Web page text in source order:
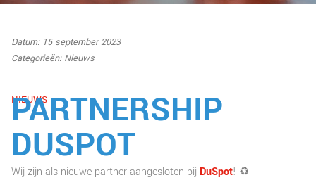
Datum: 15 september 2023
Categorieën: Nieuws
NIEUWS
PARTNERSHIP
DUSPOT
Wij zijn als nieuwe partner aangesloten bij DuSpot! ♻